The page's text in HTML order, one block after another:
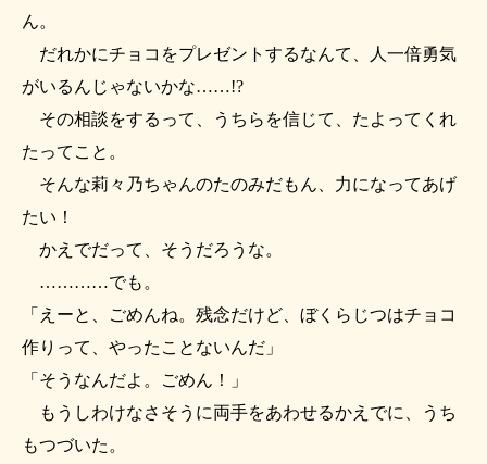
ん。
だれかにチョコをプレゼントするなんて、人一倍勇気
がいるんじゃないかな……!?
その相談をするって、うちらを信じて、たよってくれ
たってこと。
そんな莉々乃ちゃんのたのみだもん、力になってあげ
たい！
かえでだって、そうだろうな。
…………でも。
「えーと、ごめんね。残念だけど、ぼくらじつはチョコ
作りって、やったことないんだ」
「そうなんだよ。ごめん！」
もうしわけなさそうに両手をあわせるかえでに、うち
もつづいた。